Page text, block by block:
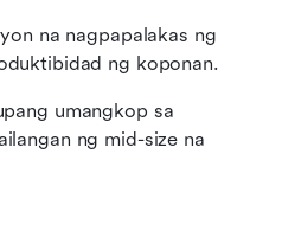
na nagpapalakas ng
ng koponan.
umangkop sa
ng mid-size na